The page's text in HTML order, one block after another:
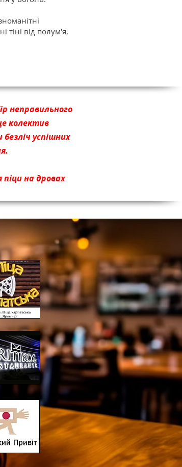
тіні від полум'я,
неправильного
колектив
успішних
піци на дровах